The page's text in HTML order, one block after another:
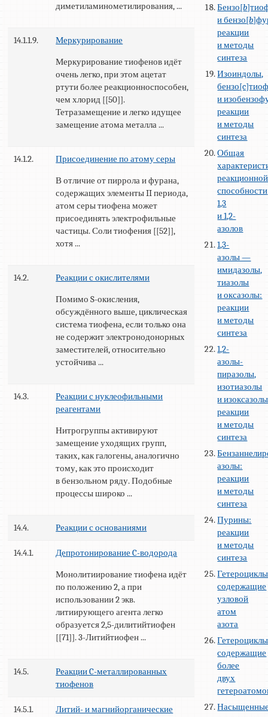
диметиламинометилирования, ...
14.1.1.9.
Меркурирование
Меркурирование тиофенов идёт
очень легко, при этом ацетат
ртути более реакционноспособен,
чем хлорид [[50]].
Тетразамещение и легко идущее
замещение атома металла ...
14.1.2.
Присоединение по атому серы
В отличие от пиррола и фурана,
содержащих элементы II периода,
атом серы тиофена может
присоединять электрофильные
частицы. Соли тиофения [[52]],
хотя ...
14.2.
Реакции с окислителями
Помимо S-окисления,
обсуждённого выше, циклическая
система тиофена, если только она
не содержит электронодонорных
заместителей, относительно
устойчива ...
14.3.
Реакции с нуклеофильными
реагентами
Нитрогруппы активируют
замещение уходящих групп,
таких, как галогены, аналогично
тому, как это происходит
в бензольном ряду. Подобные
процессы широко ...
14.4. Реакции с основаниями
14.4.1.
Депротонирование C-водорода
Монолитиирование тиофена идёт
по положению 2, а при
использовании 2 экв.
литиирующего агента легко
образуется 2,5-дилитийтиофен
[[71]]. 3-Литийтиофен ...
14.5.
Реакции C-металлированных
тиофенов
14.5.1.
Литий- и магнийорганические
Бензо[b
и бензо[b
реакции
и методы
синтеза
Изоиндолы,
и
реакции
и методы
синтеза
Общая
реакционной
способности
1,3
и 1,2-
азолов
1,3-
азолы —
имидазолы,
тиазолы
и оксазолы:
реакции
и методы
синтеза
1,2-
азолы-
пиразолы,
изотиазолы
и
реакции
и методы
синтеза
азолы:
реакции
и методы
синтеза
Пурины:
реакции
и методы
синтеза
содержащие
узловой
атом
азота
содержащие
более
двух